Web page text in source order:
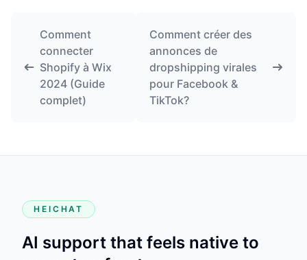
Comment
connecter
Shopify à Wix
2024 (Guide
complet)
Comment créer des
annonces de
dropshipping virales
pour Facebook &
TikTok?
HEICHAT
AI support that feels native to